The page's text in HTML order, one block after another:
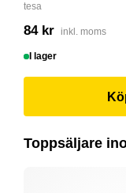
tesa
84 kr inkl. moms
I lager
Toppsäljare